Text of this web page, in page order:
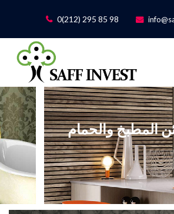
0(212) 295 85 98
المطبخ والحمام